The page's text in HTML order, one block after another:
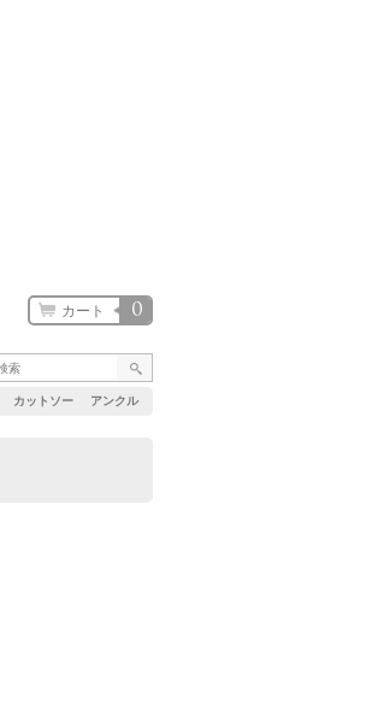
カットソー アンクル
0
カート